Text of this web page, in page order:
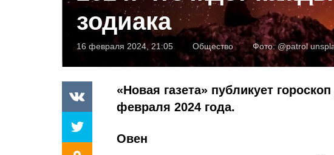
зодиака
16 февраля 2024, 21:05 Общество Фото:@patrol
«Новая газета» публикует
февраля 2024 года.
Овен